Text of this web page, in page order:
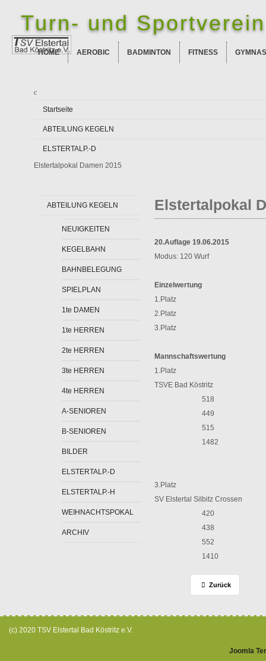
HOME AEROBIC BADMINTON FITNESS
Turn- und
Startseite
ABTEILUNG KEGELN
ELSTERTALP.-D
Elstertalpokal Damen 2015
ABTEILUNG KEGELN
NEUIGKEITEN
KEGELBAHN
BAHNBELEGUNG
SPIELPLAN
1te DAMEN
1te HERREN
2te HERREN
3te HERREN
4te HERREN
A-SENIOREN
B-SENIOREN
BILDER
ELSTERTALP.-D
ELSTERTALP.-H
WEIHNACHTSPOKAL
ARCHIV
Elstertalpokal
20.Auflage 19.06.2015
Modus: 120 Wurf
Einzelwertung
1.Platz
2.Platz
3.Platz
Mannschaftswertung
1.Platz
TSVE Bad Köstritz
518
449
515
1482
3.Platz
SV Elstertal Silbitz Crossen
420
438
552
1410
Zurück
(c) 2020 TSV Elstertal Bad Köstritz e.V.
Joomla